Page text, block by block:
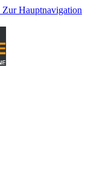
Zur Hauptnavigation